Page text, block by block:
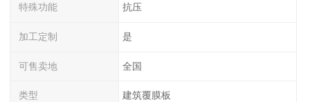
特殊功能 抗压
加工定制 是
可售卖地 全国
类型 建筑覆膜板